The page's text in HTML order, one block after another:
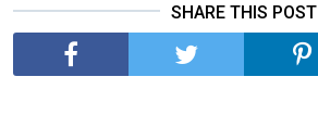
SHARE THIS POST